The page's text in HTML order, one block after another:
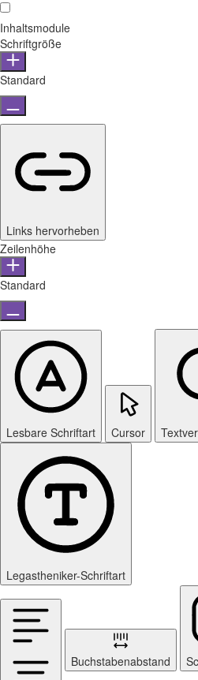
Inhaltsmodule
Schriftgröße
Standard
Links hervorheben
Zeilenhöhe
Standard
Lesbare Schriftart Cursor
Legastheniker-Schriftart
Buchstabenabstand